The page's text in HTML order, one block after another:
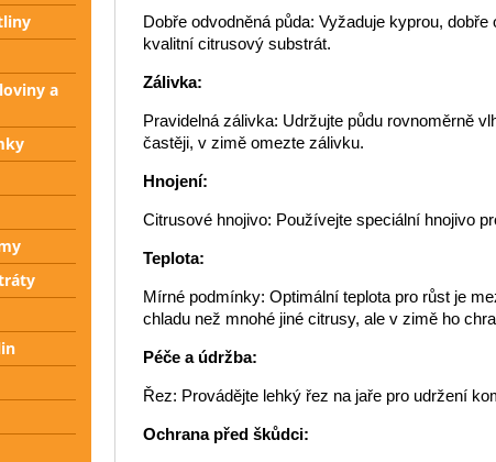
Dobře odvodněná půda: Vyžaduje kyprou,
kvalitní citrusový substrát.
Zálivka:
Pravidelná zálivka: Udržujte půdu rovnoměrně
častěji, v zimě omezte zálivku.
Hnojení:
Citrusové hnojivo: Používejte speciální hnojivo
Teplota:
Mírné podmínky: Optimální teplota pro růst je
chladu než mnohé jiné citrusy, ale v zimě ho
Péče a údržba:
Řez: Provádějte lehký řez na jaře pro udržení
Ochrana před škůdci:
a